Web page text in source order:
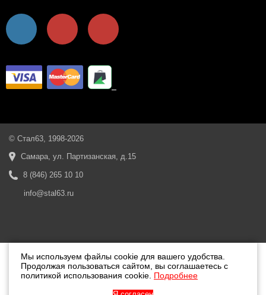
© Стал63, 1998-2026
Самара, ул. Партизанская, д.15
8 (846) 265 10 10
info@stal63.ru
Мы используем файлы cookie для вашего удобства.
Продолжая пользоваться сайтом, вы соглашаетесь с
политикой использования cookie. Подробнее